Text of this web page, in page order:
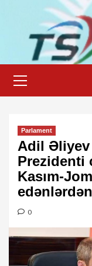
content
Menu
Parlament
Adil Əliyev
Prezidenti
Kasım-
0